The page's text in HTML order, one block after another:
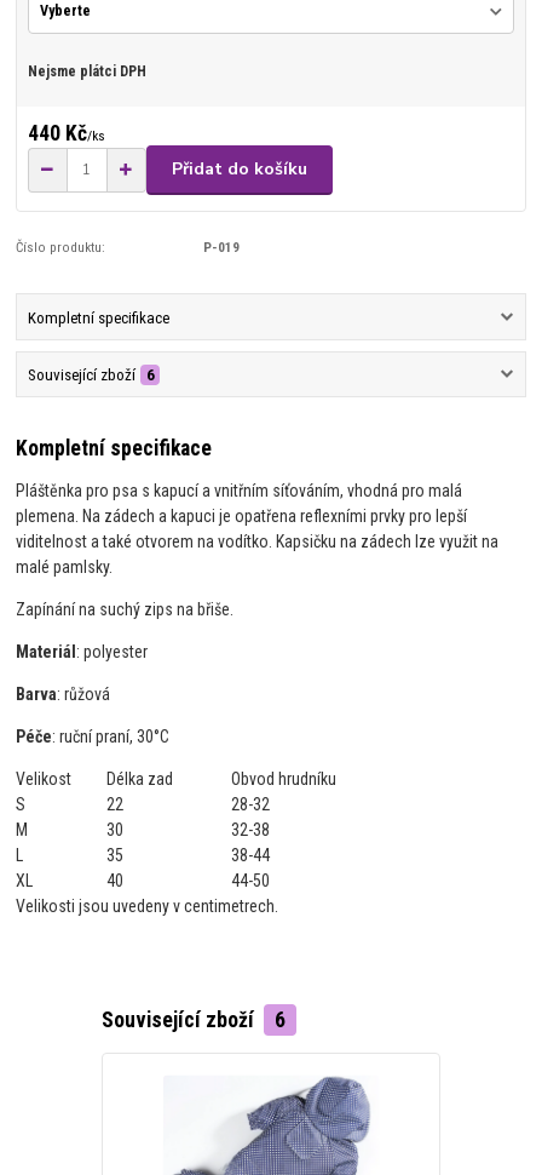
Nejsme plátci DPH
440 Kč/ks
Přidat do košíku
Číslo produktu: P-019
Kompletní specifikace
Související zboží 6
Kompletní specifikace
Pláštěnka pro psa s kapucí a vnitřním síťováním, vhodná pro malá
plemena. Na zádech a kapuci je opatřena reflexními prvky pro lepší
viditelnost a také otvorem na vodítko. Kapsičku na zádech lze využit na
malé pamlsky.
Zapínání na suchý zips na břiše.
Materiál : polyester
Barva: růžová
Péče: ruční praní, 30°C
Velikost Délka zad
Obvod hrudníku
S
22
28-32
M
30
32-38
35
38-44
XL
40
44-50
Velikosti jsou uvedeny v centimetrech.
Související zboží 6